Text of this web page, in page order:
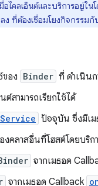
อไคลเอ็นต์และบริการอยู่ใ
ง ที่ต้องเชื่อมโยงกิจกรร
อง Binder ที่ ดำเนิน
ต์สามารถเรียกใช้ได้
Service ปัจจุบัน ซึ่งมีเม
ลาสอื่นที่โฮสต์โดยบริก
จากเมธอด
จากเมธอด Callback